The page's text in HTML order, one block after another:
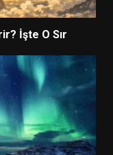
İşte O Sır